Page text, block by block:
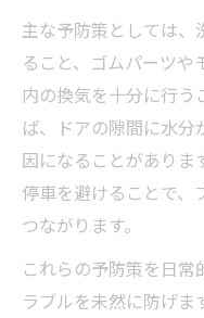
主な予防策としては、
ること、ゴムパーツ
内の換気を十分に行う
ば、ドアの隙間に水
因になることがありま
停車を避けることで、
つながります。
これらの予防策を日
ラブルを未然に防げま